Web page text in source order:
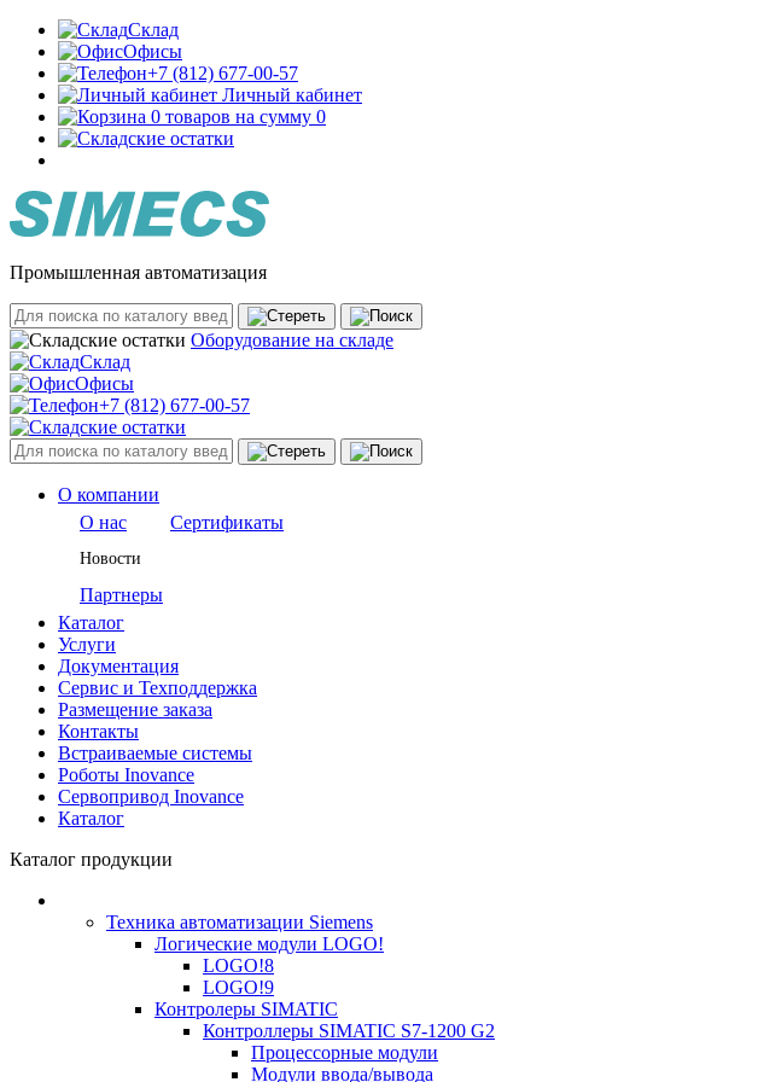
Склад
Офисы
+7 (812) 677-00-57
Личный кабинет
0 товаров на сумму 0
Промышленная автоматизация
Оборудование на складе
Склад
Офисы
+7 (812) 677-00-57
О компании
О нас
Сертификаты
Новости
Партнеры
Каталог
Услуги
Документация
Сервис и Техподдержка
Размещение заказа
Контакты
Встраиваемые системы
Роботы Inovance
Сервопривод Inovance
Каталог
Каталог продукции
Техника автоматизации Siemens
Логические модули LOGO!
LOGO!8
LOGO!9
Контролеры SIMATIC
Контроллеры SIMATIC S7-1200 G2
Процессорные модули
Модули ввода/вывода